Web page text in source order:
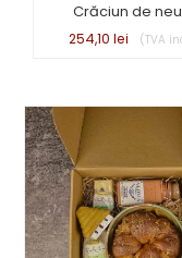
Crăciun de
254,10 lei